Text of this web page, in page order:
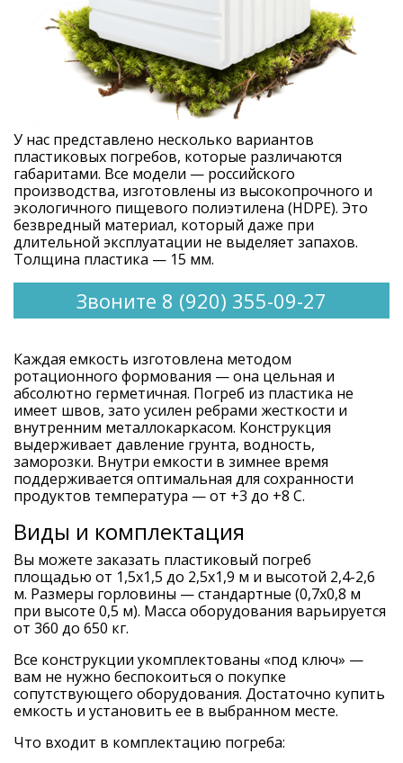
У нас представлено несколько вариантов
пластиковых погребов, которые различаются
габаритами. Все модели — российского
производства, изготовлены из высокопрочного и
экологичного пищевого полиэтилена (HDPE). Это
безвредный материал, который даже при
длительной эксплуатации не выделяет запахов.
Толщина пластика — 15 мм.
Звоните 8 (920) 355-09-27
Каждая емкость изготовлена методом
ротационного формования — она цельная и
абсолютно герметичная. Погреб из пластика не
имеет швов, зато усилен ребрами жесткости и
внутренним металлокаркасом. Конструкция
выдерживает давление грунта, водность,
заморозки. Внутри емкости в зимнее время
поддерживается оптимальная для сохранности
продуктов температура — от +3 до +8 С.
Виды и комплектация
Вы можете заказать пластиковый погреб
площадью от 1,5x1,5 до 2,5x1,9 м и высотой 2,4-2,6
м. Размеры горловины — стандартные (0,7x0,8 м
при высоте 0,5 м). Масса оборудования варьируется
от 360 до 650 кг.
Все конструкции укомплектованы «под ключ» —
вам не нужно беспокоиться о покупке
сопутствующего оборудования. Достаточно купить
емкость и установить ее в выбранном месте.
Что входит в комплектацию погреба: